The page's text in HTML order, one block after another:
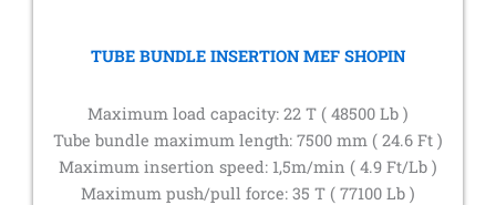
TUBE BUNDLE INSERTION MEF SHOPIN
Maximum load capacity: 22 T ( 48500 Lb )
Tube bundle maximum length: 7500 mm ( 24.6 Ft )
Maximum insertion speed: 1,5m/min ( 4.9 Ft/Lb )
Maximum push/pull force: 35 T ( 77100 Lb )